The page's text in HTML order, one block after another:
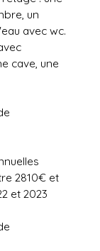
un
avec wc.
cave, une
2810€ et
et 2023